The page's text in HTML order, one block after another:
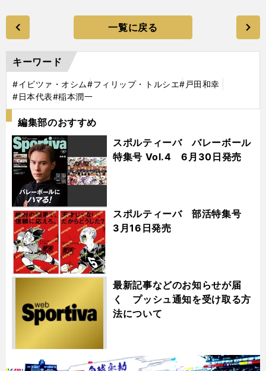
一覧に戻る
キーワード
#イビツァ・オシム#フィリップ・トルシエ#戸田和幸
#日本代表#稲本潤一
編集部のおすすめ
スポルティーバ バレーボール
特集号 Vol.4 6月30日発売
スポルティーバ 部活特集号
3月16日発売
最新記事などのお知らせが届
く プッシュ通知を受け取る方
法について